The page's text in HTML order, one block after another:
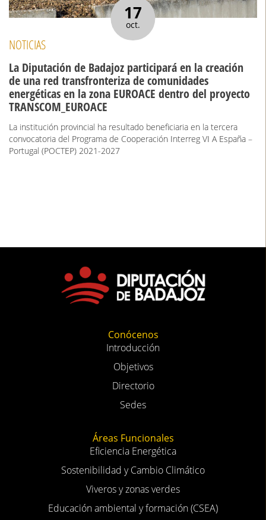
17
oct.
NOTICIAS
La Diputación de Badajoz participará en la creación
de una red transfronteriza de comunidades
energéticas en la zona EUROACE dentro del proyecto
TRANSCOM_EUROACE
La institución provincial ha resultado beneficiaria en la tercera
convocatoria del Programa de Cooperación Interreg VI A España –
Portugal (POCTEP) 2021-2027
Conócenos
Introducción
Objetivos
Directorio
Sedes
Áreas Funcionales
Eficiencia Energética
Sostenibilidad y Cambio Climático
Viveros y zonas verdes
Educación ambiental y formación (CSEA)